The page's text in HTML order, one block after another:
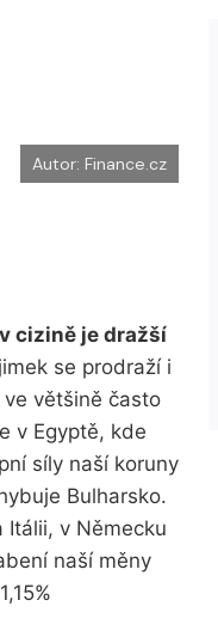
Autor: Finance.cz
cizině je dražší
se prodraží i
většině často
v Egyptě, kde
síly naší koruny
Bulharsko.
Itálii, v Německu
naší měny